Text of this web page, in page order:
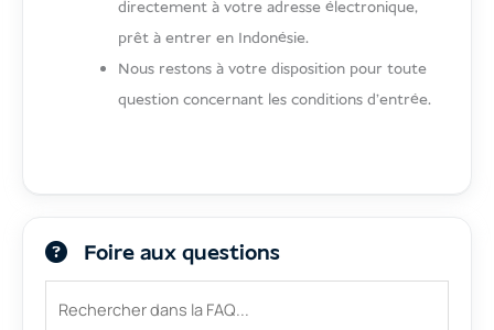
directement à votre adresse électronique,
prêt à entrer en Indonésie.
Nous restons à votre disposition pour toute
question concernant les conditions d'entrée.
Foire aux questions